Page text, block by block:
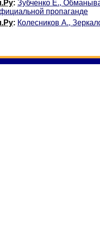
: Зубченко Е.,
пропаганде
: Колесников А.,